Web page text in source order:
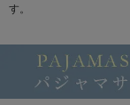
す。